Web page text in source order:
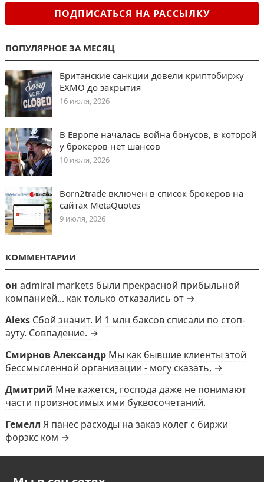
ПОДПИСАТЬСЯ НА РАССЫЛКУ
ПОПУЛЯРНОЕ ЗА МЕСЯЦ
Британские санкции довели криптобиржу
EXMO до закрытия
16 июля, 2026
В Европе началась война бонусов, в которой
у брокеров нет шансов
10 июля, 2026
Born2trade включен в список брокеров на
сайтах MetaQuotes
9 июля, 2026
КОММЕНТАРИИ
он admiral markets были прекрасной прибыльной
компанией... как только отказались от →
Alexs Сбой значит. И 1 млн баксов списали по стоп-
ауту. Совпадение. →
Смирнов Александр Мы как бывшие клиенты этой
бессмысленной организации - могу сказать, →
Дмитрий Мне кажется, господа даже не понимают
части произносимых ими буквосочетаний.
Гемелл Я панес расходы на заказ колег с биржи
форэкс ком →